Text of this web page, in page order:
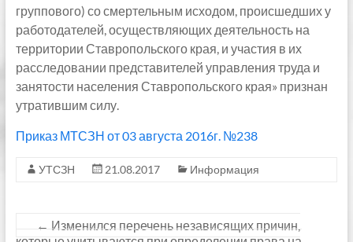
группового) со смертельным исходом, происшедших у
работодателей, осуществляющих деятельность на
территории Ставропольского края, и участия в их
расследовании представителей управления труда и
занятости населения Ставропольского края» признан
утратившим силу.
Приказ МТСЗН от 03 августа 2016г. №238
УТСЗН 21.08.2017 Информация
← Изменился перечень независящих причин,